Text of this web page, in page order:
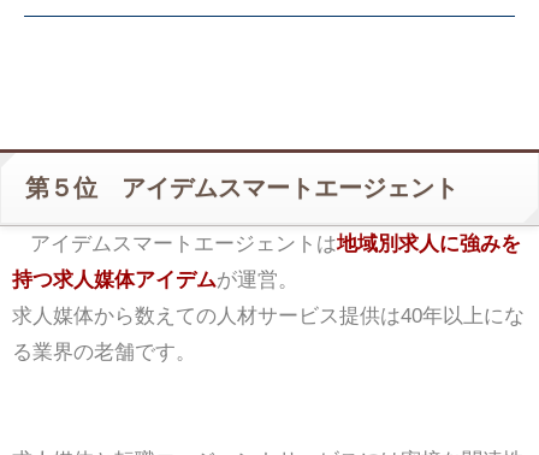
第５位 アイデムスマートエージェント
アイデムスマートエージェントは地域別求人に強みを
持つ求人媒体アイデムが運営。
求人媒体から数えての人材サービス提供は40年以上にな
る業界の老舗です。